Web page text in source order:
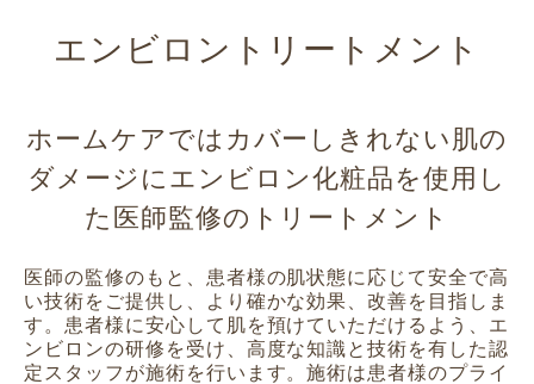
エンビロントリートメント
ホームケアではカバーしきれない肌の
ダメージに エンビロン化粧品を使用し
た医師監修のトリートメント
医師の監修のもと、患者様の肌状態に応じて安全で高
い技術をご提供し、より確かな効果、改善を目指しま
す。 患者様に安心して肌を預けていただけるよう、エ
ンビロンの研修を受け、 高度な知識と技術を有した認
定スタッフが施術を行います。施術は患者様のプライ